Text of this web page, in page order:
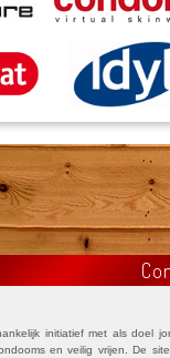
initiatief met als doel
en veilig vrijen. De